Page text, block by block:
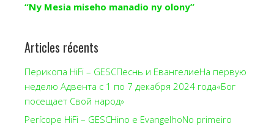
“Ny Mesia miseho manadio ny olony”
Articles récents
Перикопа HiFi – GESCПеснь и ЕвангелиеНа первую
неделю Адвента с 1 по 7 декабря 2024 года«Бог
посещает Свой народ»
Perícope HiFi – GESCHino e EvangelhoNo primeiro